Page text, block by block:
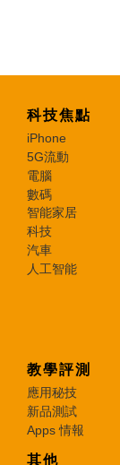
科技焦點
iPhone
5G流動
電腦
數碼
智能家居
科技
汽車
人工智能
教學評測
應用秘技
新品測試
Apps 情報
其他